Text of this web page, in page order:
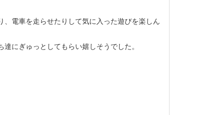
電車を走らせたりして気に入った遊びを楽しん
にぎゅっとしてもらい嬉しそうでした。